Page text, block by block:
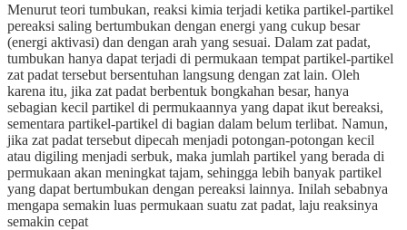
Menurut teori tumbukan, reaksi kimia terjadi ketika partikel-partikel
pereaksi saling bertumbukan dengan energi yang cukup besar
(energi aktivasi) dan dengan arah yang sesuai. Dalam zat padat,
tumbukan hanya dapat terjadi di permukaan tempat partikel-partikel
zat padat tersebut bersentuhan langsung dengan zat lain. Oleh
karena itu, jika zat padat berbentuk bongkahan besar, hanya
sebagian kecil partikel di permukaannya yang dapat ikut bereaksi,
sementara partikel-partikel di bagian dalam belum terlibat. Namun,
jika zat padat tersebut dipecah menjadi potongan-potongan kecil
atau digiling menjadi serbuk, maka jumlah partikel yang berada di
permukaan akan meningkat tajam, sehingga lebih banyak partikel
yang dapat bertumbukan dengan pereaksi lainnya. Inilah sebabnya
mengapa semakin luas permukaan suatu zat padat, laju reaksinya
semakin cepat